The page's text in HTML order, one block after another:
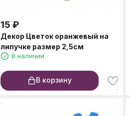
15 ₽
Декор Цветок оранжевый на
липучке размер 2,5см
В наличии
В корзину